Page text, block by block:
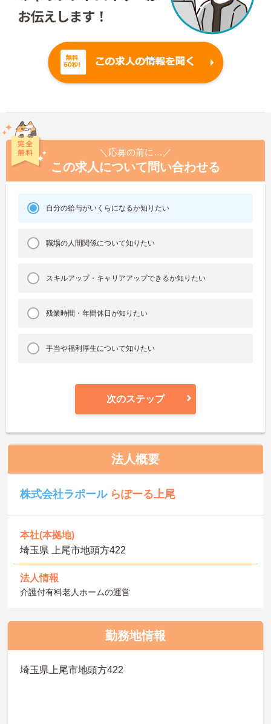
＼応募の前に…／
この求人について問い合わせる
自分の給与がいくらになるか知りたい
職場の人間関係について知りたい
スキルアップ・キャリアアップできるか知りたい
残業時間・年間休日が知りたい
手当や福利厚生について知りたい
次のステップ
法人概要
株式会社ラポール らぽーる上尾
本社(本拠地)
埼玉県 上尾市地頭方422
法人情報
介護付有料老人ホームの運営
勤務地情報
埼玉県上尾市地頭方422